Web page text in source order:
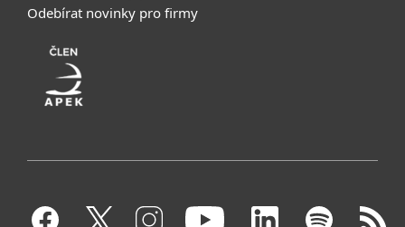
Odebírat novinky pro firmy